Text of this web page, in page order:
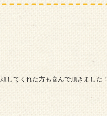
してくれた方も喜んで頂きました！